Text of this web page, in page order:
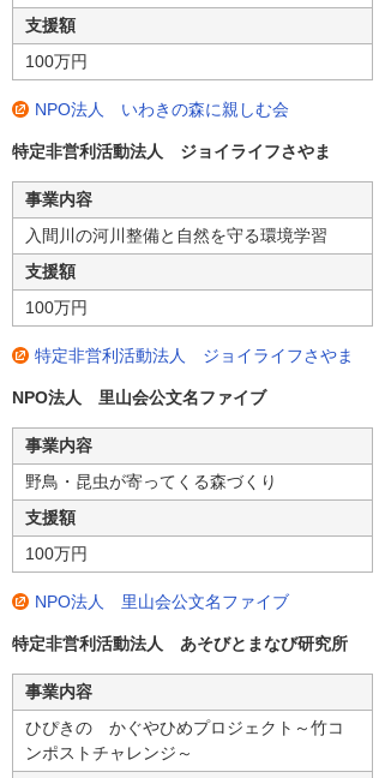
支援額
100万円
NPO法人 いわきの森に親しむ会
特定非営利活動法人 ジョイライフさやま
事業内容
入間川の河川整備と自然を守る環境学習
支援額
100万円
特定非営利活動法人 ジョイライフさやま
NPO法人 里山会公文名ファイブ
事業内容
野鳥・昆虫が寄ってくる森づくり
支援額
100万円
NPO法人 里山会公文名ファイブ
特定非営利活動法人 あそびとまなび研究所
事業内容
ひぴきの かぐやひめプロジェクト～竹コ
ンポストチャレンジ～